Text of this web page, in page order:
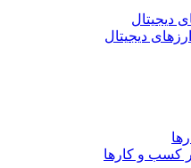
دیجیتال
ارزهای دیجیتال
کسب و کارها